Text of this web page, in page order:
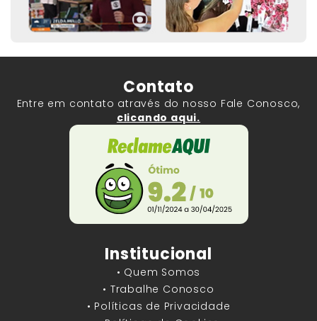
Contato
Entre em contato através do nosso Fale Conosco,
clicando aqui.
Institucional
• Quem Somos
• Trabalhe Conosco
• Políticas de Privacidade